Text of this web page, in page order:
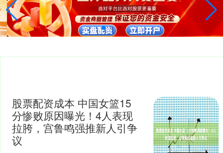
股票配资成本 中国女篮15
分惨败原因曝光！4人表现
拉胯，宫鲁鸣强推新人引争
议